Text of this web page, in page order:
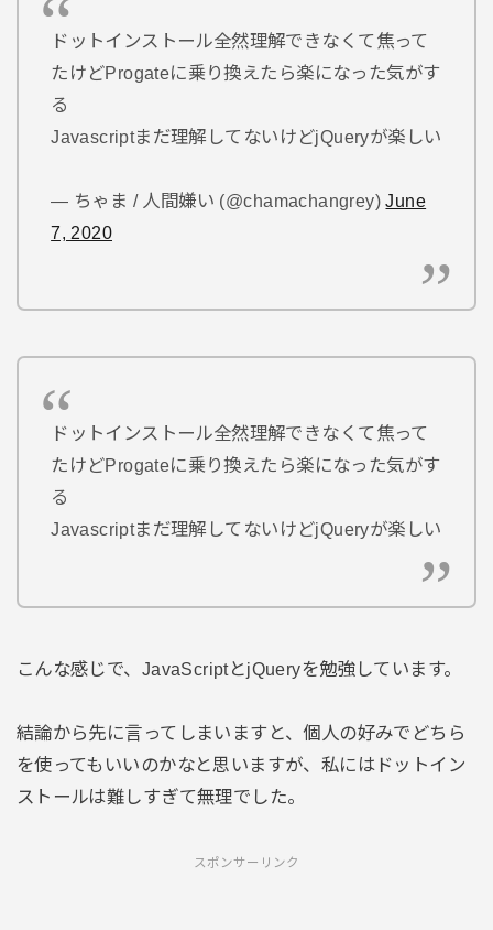
ドットインストール全然理解できなくて焦って
たけどProgateに乗り換えたら楽になった気がす
る
Javascriptまだ理解してないけどjQueryが楽しい
— ちゃま / 人間嫌い (@chamachangrey)June
7, 2020
ドットインストール全然理解できなくて焦って
たけどProgateに乗り換えたら楽になった気がす
る
Javascriptまだ理解してないけどjQueryが楽しい
こんな感じで、JavaScriptとjQueryを勉強しています。
結論から先に言ってしまいますと、個人の好みでどちら
を使ってもいいのかなと思いますが、私にはドットイン
ストールは難しすぎて無理でした。
スポンサーリンク